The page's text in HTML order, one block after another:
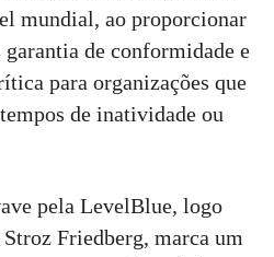
mundial, ao proporcionar
de conformidade e
para organizações que
de inatividade ou
pela LevelBlue, logo
Friedberg, marca um